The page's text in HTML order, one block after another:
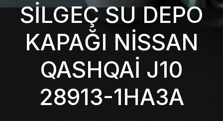
SİLGEÇ SU DEPO
KAPAĞI NİSSAN
QASHQAİ J10
28913-1HA3A